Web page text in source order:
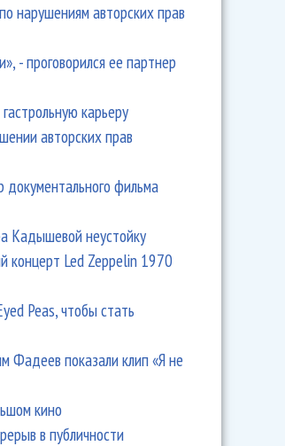
нарушениям авторских прав
- проговорился ее партнер
карьеру
авторских прав
документального фильма
Кадышевой неустойку
концерт Led Zeppelin 1970
Peas, чтобы стать
Фадеев показали клип «Я не
кино
в публичности